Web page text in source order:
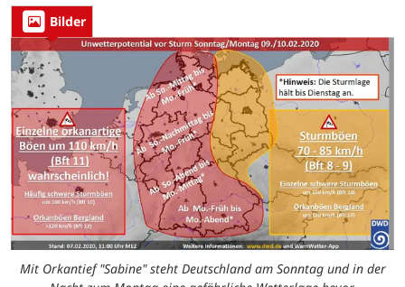
Bilder
Mit Orkantief "Sabine" steht Deutschland am Sonntag und in der